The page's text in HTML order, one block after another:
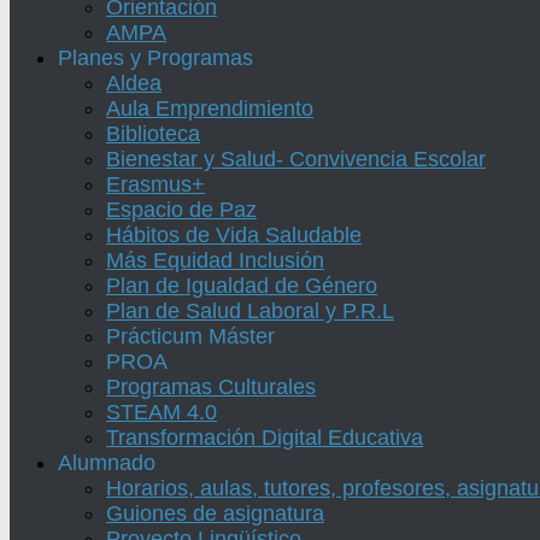
Orientación
AMPA
Planes y Programas
Aldea
Aula Emprendimiento
Biblioteca
Bienestar y Salud- Convivencia Escolar
Erasmus+
Espacio de Paz
Hábitos de Vida Saludable
Más Equidad Inclusión
Plan de Igualdad de Género
Plan de Salud Laboral y P.R.L
Prácticum Máster
PROA
Programas Culturales
STEAM 4.0
Transformación Digital Educativa
Alumnado
Horarios, aulas, tutores, profesores,
Guiones de asignatura